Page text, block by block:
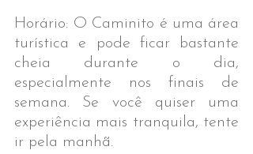
Horário: O Caminito é uma área
turística e pode ficar bastante
cheia durante o dia,
especialmente nos finais de
semana. Se você quiser uma
experiência mais tranquila, tente
ir pela manhã.